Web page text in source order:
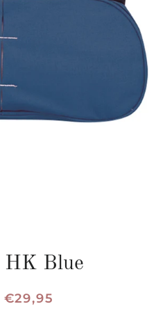
HK Blue
Precio
€29,95